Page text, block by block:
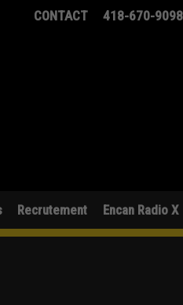
CONTACT 418-670-9098
Recrutement Encan Radio X